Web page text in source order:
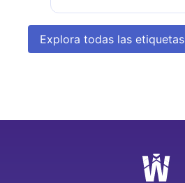
Explora todas las etiquetas